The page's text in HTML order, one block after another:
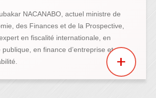
Dr Aboubakar NACANABO
NACANABO, actuel ministre de
des Finances et de la Prospective,
en fiscalité internationale, en
publique, en finance d’entreprise et en